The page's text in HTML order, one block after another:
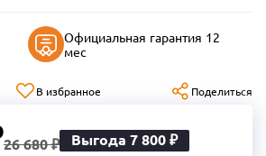
Официальная гарантия 12
мес
В избранное Поделиться
26 680 ₽ Выгода 7 800 ₽